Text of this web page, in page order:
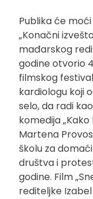
Publika će
„Konačni
mađarskog
godine otvorio
filmskog
kardiologu koji
selo, da radi
komedija
Martena
školu za
društva i
godine. Film
rediteljke